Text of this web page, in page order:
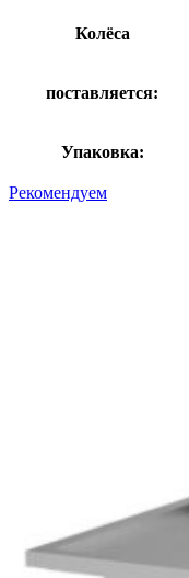
Колёса
поставляется:
Упаковка:
Рекомендуем